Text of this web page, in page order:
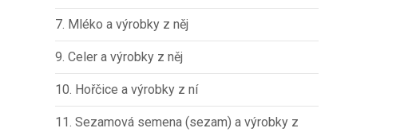
7. Mléko a výrobky z něj
9. Celer a výrobky z něj
10. Hořčice a výrobky z ní
11. Sezamová semena (sezam) a výrobky z